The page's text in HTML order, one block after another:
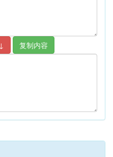
复制内容